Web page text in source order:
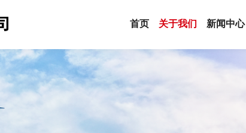
首页 关于我们 新闻中心